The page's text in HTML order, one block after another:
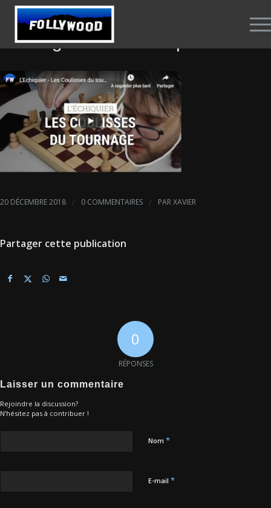
Making off de l’Echiquier
20 DÉCEMBRE 2018 / 0 COMMENTAIRES / PARXAVIER
Partager cette publication
0
RÉPONSES
Laisser un commentaire
Rejoindre la discussion?
N’hésitez pas à contribuer !
Nom *
E-mail *